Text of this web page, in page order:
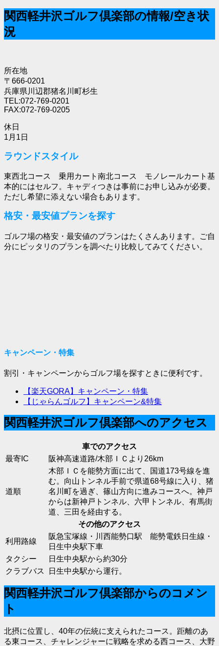
関西軽井沢ゴルフ倶楽部の情報/空き状
況
所在地
〒666-0201
兵庫県川辺郡猪名川町杉生
TEL:072-769-0201
FAX:072-769-0205
休日
1月1日
ラウンドスタイル
東西北コース 乗用カート南北コース モノレールカート基
本的にはセルフ。キャディつきは事前にお申し込みが必要。
ただし希望に添えない場合もあります。
格安・最安値プランを探す
ゴルフ場の格安・最安値のプランはたくさんあります。ご自
分にピッタリのプランを調べたり比較してみてください。
キャンペーン・特集
割引・キャンペーンからゴルフ場を探すときに便利です。
【楽天GORA】キャンペーン・特集
【じゃらんゴルフ】キャンペーン&特集
関西軽井沢ゴルフ倶楽部へのアクセス
車でのアクセス
最寄IC
阪神高速道路/木部ＩＣより26km
道順
木部ＩＣを能勢方面に出て、国道173号線を進
む。向山トンネル手前で県道68号線に入り、猪
名川町を過ぎ、篠山方向に進みコースへ。神戸
からは新神戸トンネル、六甲トンネル、有馬街
道、三田を経由する。
その他のアクセス
利用路線
阪急宝塚線・川西能勢口駅 能勢電鉄日生線・
日生中央駅下車
タクシー
日生中央駅から約30分
クラブバス
日生中央駅から運行。
関西軽井沢ゴルフ倶楽部からのコメン
ト
北摂に位置し、40年の伝統に支えられたコース。距離のあ
る東コース、チャレンジャーに戦略を求める西コース、大野